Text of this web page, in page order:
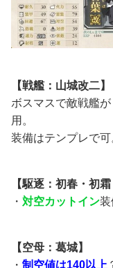
【戦艦：山城改二】
ボスマスで敵戦艦
用。
装備はテンプレで
【駆逐：初春・初
・ 対空カットイン装
【空母：葛城】
・ 制空値は140以上